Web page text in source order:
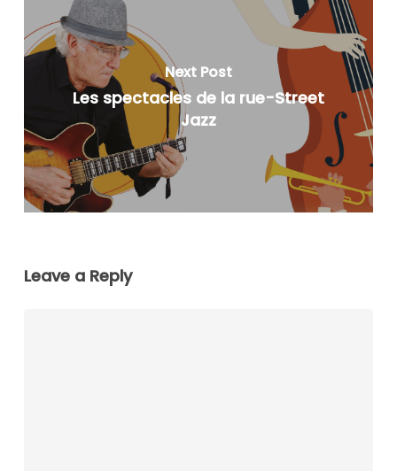
Next Post
Les spectacles de la rue-Street
Jazz
Leave a Reply